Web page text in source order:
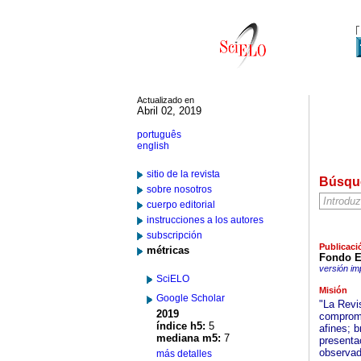
Actualizado en
Abril 02, 2019
português
english
sitio de la revista
sobre nosotros
cuerpo editorial
instrucciones a los autores
subscripción
métricas
SciELO
Google Scholar
2019
índice h5: 5
mediana m5: 7
más detalles
Fondo
versión
Misión
"La
afines;